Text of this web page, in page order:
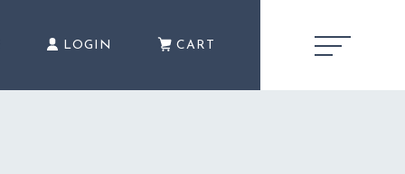
LOGIN CART